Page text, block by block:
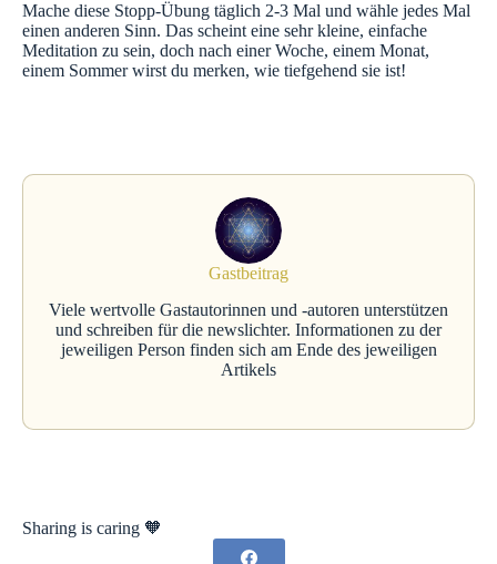
Mache diese Stopp-Übung täglich 2-3 Mal und wähle jedes Mal
einen anderen Sinn. Das scheint eine sehr kleine, einfache
Meditation zu sein, doch nach einer Woche, einem Monat,
einem Sommer wirst du merken, wie tiefgehend sie ist!
Sharing is caring 🧡
Gastbeitrag
Viele wertvolle Gastautorinnen und -autoren unterstützen
und schreiben für die newslichter. Informationen zu der
jeweiligen Person finden sich am Ende des jeweiligen
Artikels